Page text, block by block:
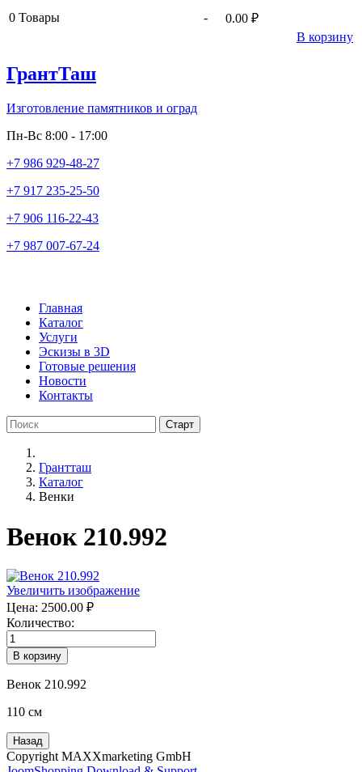
0 Товары -
0.00 ₽
В корзину
ГрантТаш
Изготовление памятников и оград
Пн-Вс 8:00 - 17:00
+7 986 929-48-27
+7 917 235-25-50
+7 906 116-22-43
+7 987 007-67-24
Главная
Каталог
Услуги
Эскизы в 3D
Готовые решения
Новости
Контакты
Грантташ
Каталог
Венки
Венок 210.992
Увеличить изображение
Цена: 2500.00 ₽
Количество:
Венок 210.992
110 см
Copyright MAXXmarketing GmbH